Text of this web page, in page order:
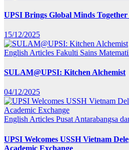
UPSI Brings Global Minds
15/12/2025
English Articles Fakulti Sains
SULAM@UPSI: Kitchen Alchemist
04/12/2025
English Articles Pusat Antarabangsa
UPSI Welcomes USSH Vietnam
Academic Exchange